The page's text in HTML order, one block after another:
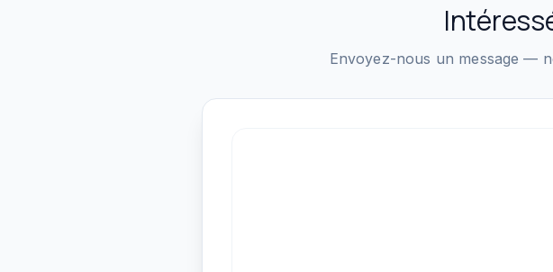
Envoyez-nous un message —